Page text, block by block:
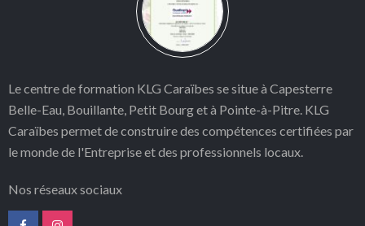
Le centre de formation KLG Caraïbes se situe à Capesterre
Belle-Eau, Bouillante, Petit Bourg et à Pointe-à-Pitre. KLG
Caraïbes permetde construire des compétences certifiées par
le monde de l'Entreprise et des professionnels locaux.
Nos réseaux sociaux